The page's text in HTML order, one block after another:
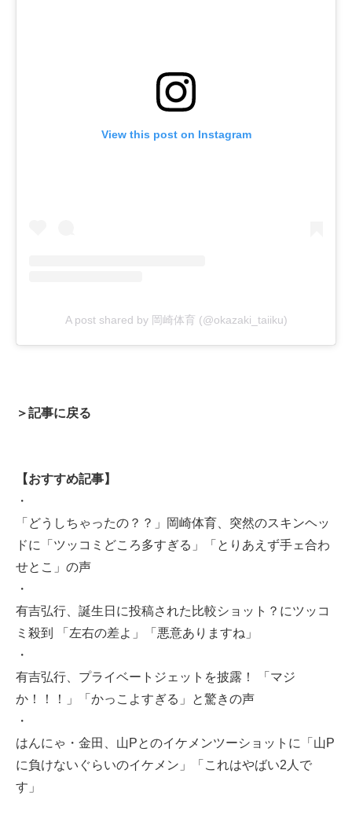
View this post on Instagram
A post shared by 岡崎体育 (@okazaki_taiiku)
＞記事に戻る
【おすすめ記事】
・
「どうしちゃったの？？」岡崎体育、突然のスキンヘッ
ドに「ツッコミどころ多すぎる」「とりあえず手ェ合わ
せとこ」の声
・
有吉弘行、誕生日に投稿された比較ショット？にツッコ
ミ殺到 「左右の差よ」「悪意ありますね」
・
有吉弘行、プライベートジェットを披露！ 「マジ
か！！！」「かっこよすぎる」と驚きの声
・
はんにゃ・金田、山Pとのイケメンツーショットに「山P
に負けないぐらいのイケメン」「これはやばい2人で
す」